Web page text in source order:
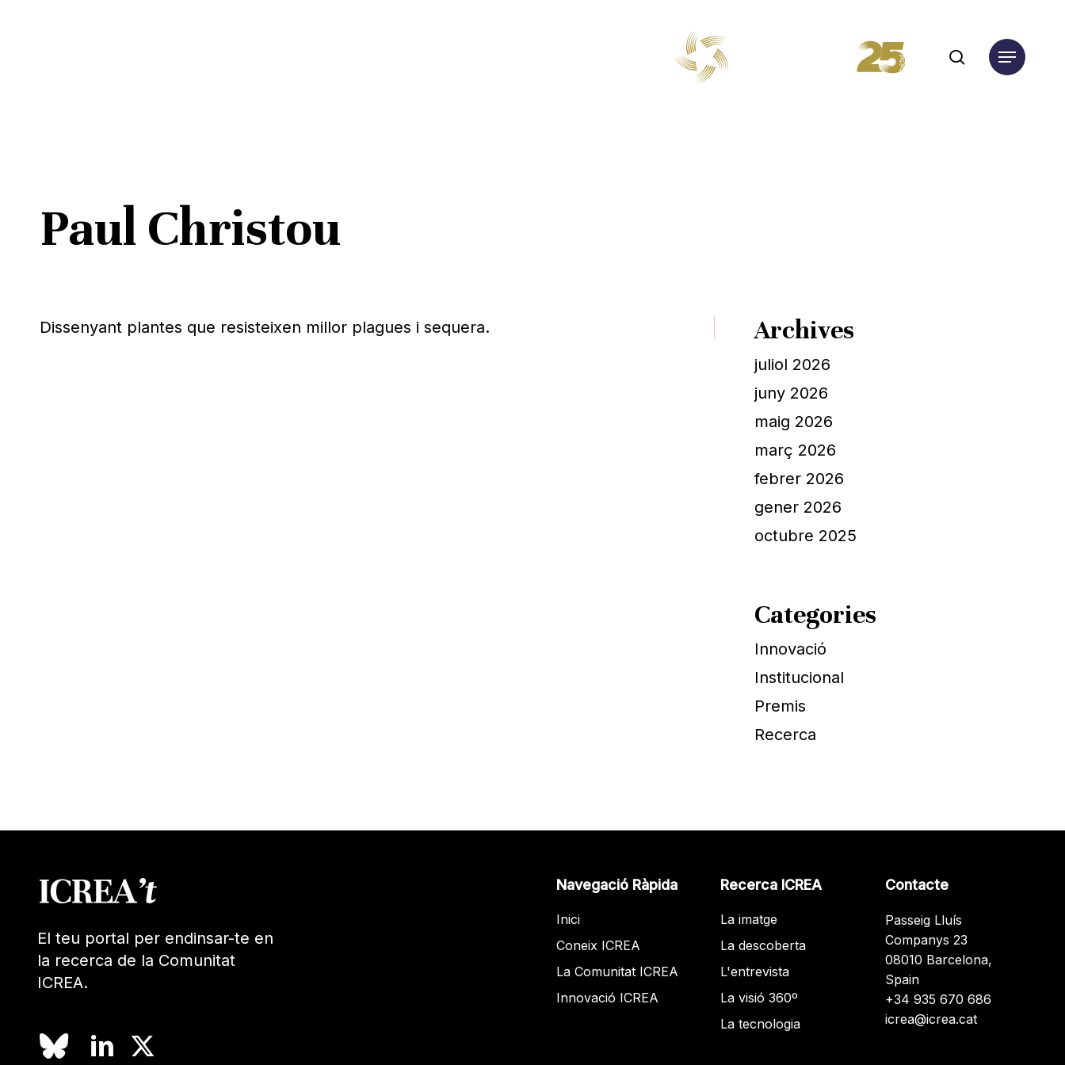
search
Menu
Paul Christou
Dissenyant plantes que resisteixen millor plagues i sequera. Archives
juliol 2026
juny 2026
maig 2026
març 2026
febrer 2026
gener 2026
octubre 2025
Categories
Innovació
Institucional
Premis
Recerca
El teu portal per endinsar-te en
la recerca de la Comunitat
ICREA.
Navegació Ràpida
Inici
Coneix ICREA
La Comunitat ICREA
Innovació ICREA
Recerca ICREA
La imatge
La descoberta
L'entrevista
La visió 360º
La tecnologia
Contacte
Passeig Lluís
Companys 23
08010 Barcelona,
Spain
+34 935 670 686
icrea@icrea.cat